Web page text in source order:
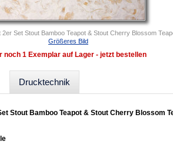
2er Set Stout Bamboo Teapot & Stout Cherry Blossom
Größeres Bild
noch 1 Exemplar auf Lager - jetzt bestellen
Drucktechnik
Stout Bamboo Teapot & Stout Cherry Blossom